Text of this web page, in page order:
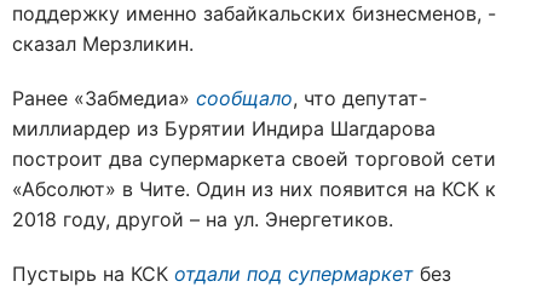
поддержку именно забайкальских бизнесменов, -
сказал Мерзликин.
Ранее «Забмедиа» сообщало, что депутат-
миллиардер из Бурятии Индира Шагдарова
построит два супермаркета своей торговой сети
«Абсолют» в Чите. Один из них появится на КСК к
2018 году, другой – на ул. Энергетиков.
Пустырь на КСК отдали под супермаркет без